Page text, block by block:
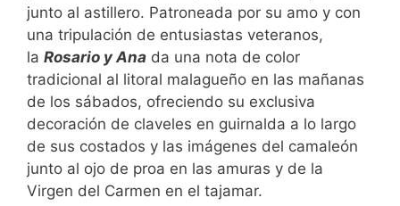
junto al astillero. Patroneada por su amo y con
una tripulación de entusiastas veteranos,
la Rosario y Ana da una nota de color
tradicional al litoral malagueño en las mañanas
de los sábados, ofreciendo su exclusiva
decoración de claveles en guirnalda a lo largo
de sus costados y las imágenes del camaleón
junto al ojo de proa en las amuras y de la
Virgen del Carmen en el tajamar.